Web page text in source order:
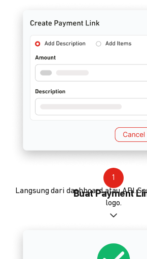
1
Buat Payment
Langsung dari dashboard atau API.
logo.